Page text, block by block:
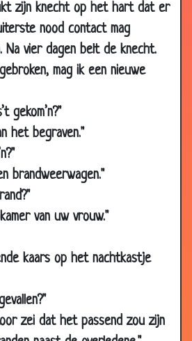
zijn knecht op het hart dat er
nood contact mag
Na vier dagen belt de knecht.
mag ik een nieuwe
gekom’n?"
het begraven."
brandweerwagen."
van uw vrouw."
kaars op het nachtkastje
zei dat het passend zou zijn